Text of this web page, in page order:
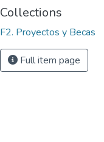
Collections
F2. Proyectos y Becas
Full item page